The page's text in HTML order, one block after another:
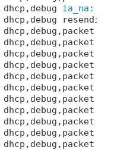
dhcp,debug ia_na:
dhcp,debug resending..
dhcp,debug,packet
dhcp,debug,packet
dhcp,debug,packet
dhcp,debug,packet  ->
dhcp,debug,packet  ->
dhcp,debug,packet
dhcp,debug,packet
dhcp,debug,packet
dhcp,debug,packet  ->
dhcp,debug,packet  ->
dhcp,debug,packet  ->